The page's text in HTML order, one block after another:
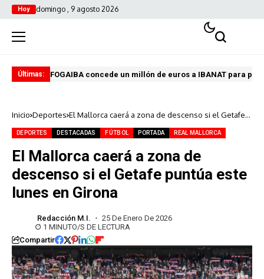
Hoy domingo , 9 agosto 2026
Últimas: FOGAIBA concede un millón de euros a IBANAT para
Inicio Deportes El Mallorca caerá a zona de descenso si el Getafe
DEPORTES DESTACADAS FÚTBOL PORTADA REAL MALLORCA
El Mallorca caerá a zona de
descenso si el Getafe puntúa este
lunes en Girona
Redacción M.I.
25 De Enero De 2026
1 MINUTO/S DE LECTURA
Compartir